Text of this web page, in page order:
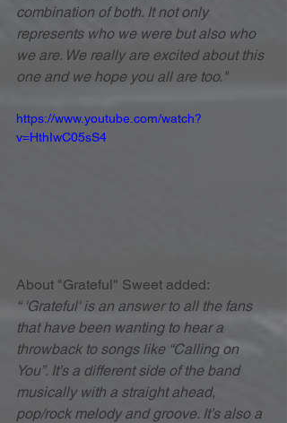
combination of both. It not only
represents who we were but also who
we are. We really are excited about this
one and we hope you all are too."
https://www.youtube.com/watch?
v=HthIwC05sS4
About "Grateful" Sweet added:
“ 'Grateful' is an answer to all the fans
that have been wanting to hear a
throwback to songs like “Calling on
You”. It’s a different side of the band
musically with a straight ahead,
pop/rock melody and groove. It’s also a